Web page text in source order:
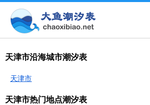
天津市沿海城市潮汐表
天津市
天津市热门地点潮汐表